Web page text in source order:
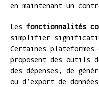
en maintenant un
Les fonctionnalités
simplifier
Certaines plateformes
proposent des outils
des dépenses, de
ou d’export de